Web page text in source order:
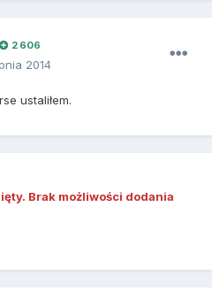
2 606
2014
ustaliłem.
Brak możliwości dodania